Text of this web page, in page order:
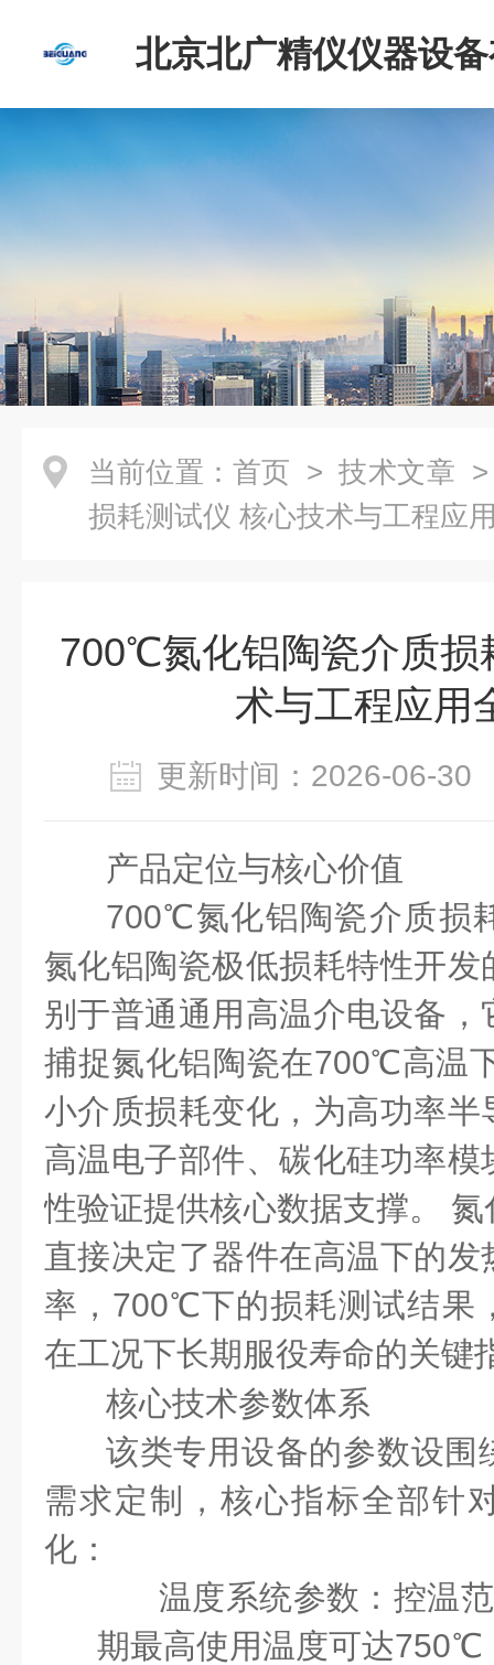
北京北广精仪仪器设
司
当前位置： 首页 > 技术文章
损耗测试仪 核心技术与工程应
700℃氮化铝陶瓷介质损
术与工程应用
更新时间：2026-06-
产品定位与核心价值
700℃氮化铝陶瓷介质损
氮化铝陶瓷极低损耗特性开
别于普通通用高温介电设备
捕捉氮化铝陶瓷在700℃高温
小介质损耗变化，为高功率
高温电子部件、碳化硅功率
性验证提供核心数据支撑。
直接决定了器件在高温下的
率，700℃下的损耗测试结果
在工况下长期服役寿命的关键
核心技术参数体系
该类专用设备的参数设围
需求定制，核心指标全部针
化：
温度系统参数 ：控温
期最高使用温度可达